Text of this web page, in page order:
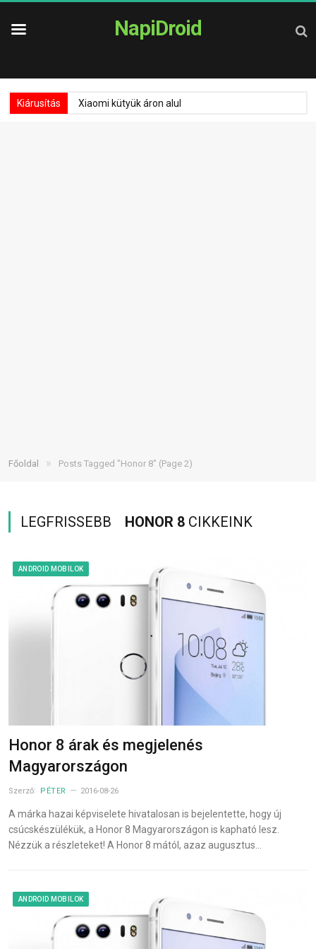
NapiDroid
Kiárusítás Xiaomi kütyük áron alul
Főoldal » Posts Tagged "Honor 8" (Page 2)
LEGFRISSEBB HONOR 8 CIKKEINK
ANDROID MOBILOK
Honor 8 árak és megjelenés
Magyarországon
Szerző: PÉTER 2016-08-26
A márka hazai képviselete hivatalosan is bejelentette, hogy új
csúcskészülékük, a Honor 8 Magyarországon is kapható lesz.
Nézzük a részleteket! A Honor 8 mától, azaz augusztus…
ANDROID MOBILOK